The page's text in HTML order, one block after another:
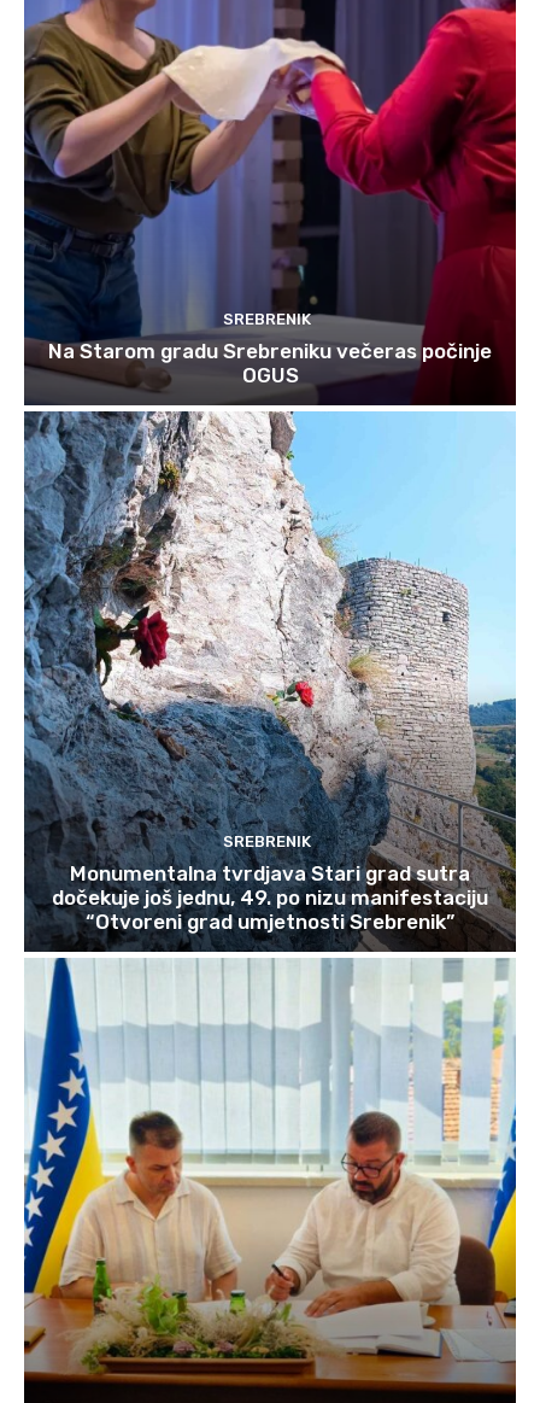
SREBRENIK
Na Starom gradu Srebreniku večeras počinje
OGUS
SREBRENIK
Monumentalna tvrdjava Stari grad sutra
dočekuje još jednu, 49. po nizu manifestaciju
“Otvoreni grad umjetnosti Srebrenik”